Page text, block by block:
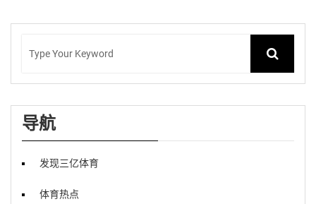
导航
发现三亿体育
体育热点